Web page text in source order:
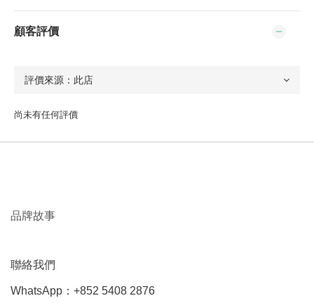
顧客評價
尚未有任何評價
品牌故事
聯絡我們
WhatsApp：+852 5408 2876